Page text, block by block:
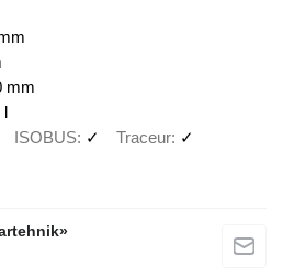
mm
l
ISOBUS ✓ Traceur ✓